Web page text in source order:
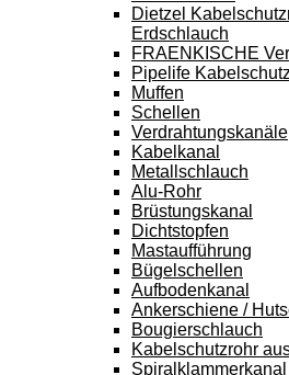
Dietzel
Erdschlauch
FRAENKISCHE
Pipelife
Muffen
Schellen
Verdrahtungskanäle
Kabelkanal
Metallschlauch
Alu-Rohr
Brüstungskanal
Dichtstopfen
Mastaufführung
Bügelschellen
Aufbodenkanal
Ankerschiene /
Bougierschlauch
Kabelschutzrohr
Spiralklammerkanal